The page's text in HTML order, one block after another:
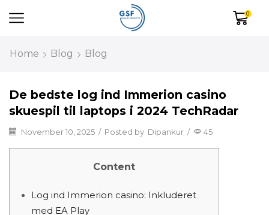
0
Home Blog Blog
De bedste log ind Immerion casino
skuespil til laptops i 2024 TechRadar
November 10, 2025 / Posted by Dipankur / 45
Content
Log ind Immerion casino: Inkluderet
med EA Play